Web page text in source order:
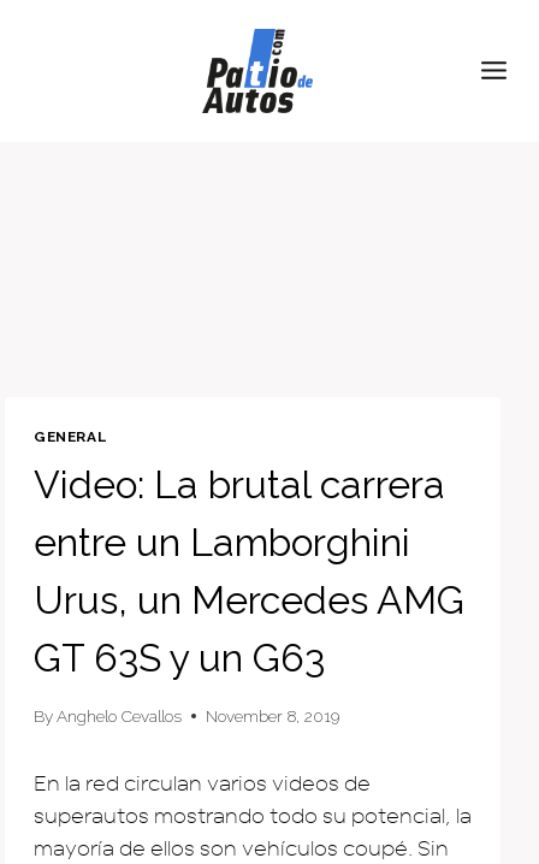
GENERAL
Video: La brutal carrera
entre un Lamborghini
Urus, un Mercedes AMG
GT 63S y un G63
ByAnghelo Cevallos November 8, 2019
En la red circulan varios videos de
superautos mostrando todo su potencial, la
mayoría de ellos son vehículos coupé. Sin